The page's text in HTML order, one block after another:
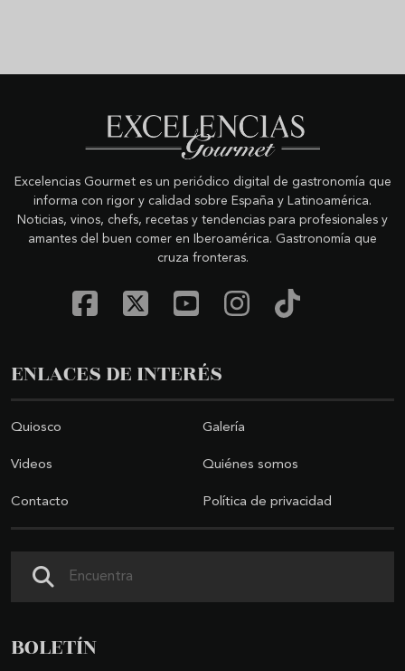
Excelencias Gourmet es un periódico digital de gastronomía que
informa con rigor y calidad sobre España y Latinoamérica.
Noticias, vinos, chefs, recetas y tendencias para profesionales y
amantes del buen comer en Iberoamérica. Gastronomía que
cruza fronteras.
ENLACES DE INTERÉS
Quiosco Galería
Videos Quiénes somos
Contacto Política de privacidad
BOLETÍN